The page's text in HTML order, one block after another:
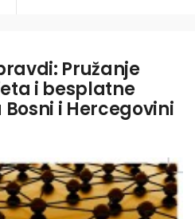
Pružanje
i besplatne
i Hercegovini